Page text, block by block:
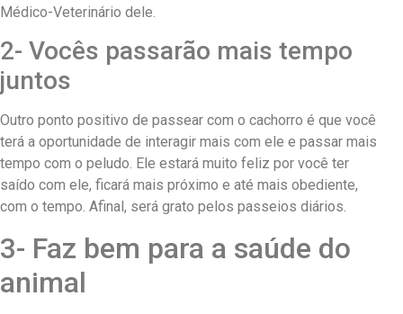
Médico-Veterinário dele.
2- Vocês passarão mais tempo
juntos
Outro ponto positivo de passear com o cachorro é que você
terá a oportunidade de interagir mais com ele e passar mais
tempo com o peludo. Ele estará muito feliz por você ter
saído com ele, ficará mais próximo e até mais obediente,
com o tempo. Afinal, será grato pelos passeios diários.
3- Faz bem para a saúde do
animal